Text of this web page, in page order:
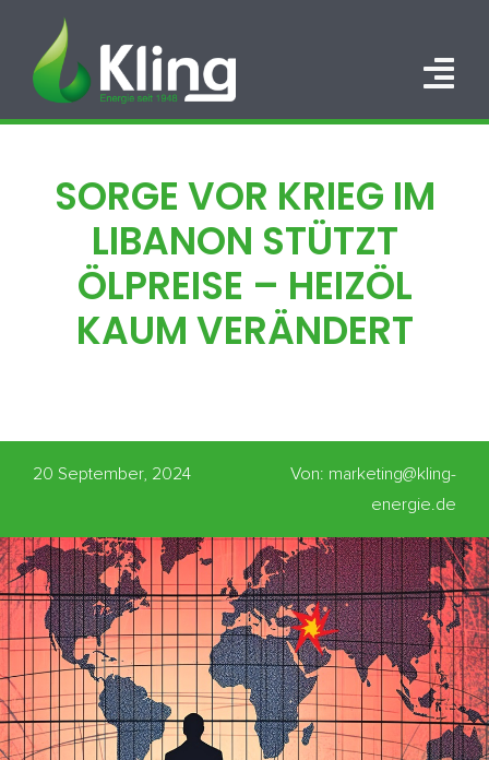
springen
PORTFOLIO
ÜBER UNS
KARRIERE
SORGE VOR KRIEG IM
LIBANON STÜTZT
ÖLPREISE – HEIZÖL
KAUM VERÄNDERT
20 September, 2024
Von: marketing@kling-
energie.de